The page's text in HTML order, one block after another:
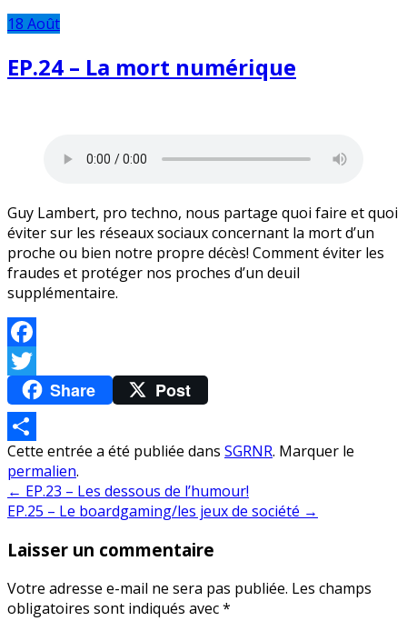
18 Août
EP.24 – La mort numérique
Guy Lambert, pro techno, nous partage quoi faire et quoi
éviter sur les réseaux sociaux concernant la mort d’un
proche ou bien notre propre décès! Comment éviter les
fraudes et protéger nos proches d’un deuil
supplémentaire.
Facebook
TwitterShare Post
Partager
Cette entrée a été publiée dans SGRNR. Marquer le
permalien.
Navigation
de
l’article
← EP.23 – Les dessous de l’humour!
EP.25 – Le boardgaming/les jeux de société →
Laisser un commentaire
Votre adresse e-mail ne sera pas publiée. Les champs
obligatoires sont indiqués avec*